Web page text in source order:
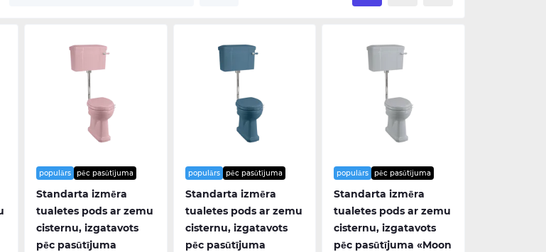
populārs pēc pasūtījuma
Standarta izmēra
tualetes pods ar zemu
cisternu, izgatavots
pēc pasūtījuma
populārs pēc pasūtījuma
Standarta izmēra
tualetes pods ar zemu
cisternu, izgatavots
pēc pasūtījuma
populārs pēc pasūtījuma
Standarta izmēra
tualetes pods ar zemu
cisternu, izgatavots
pēc pasūtījuma «Moon